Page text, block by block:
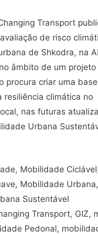
Transport
de risco
de Shkodra, na
âmbito de um
procura criar uma
resiliência climática no
nas futuras
Urbana
, Mobilidade Ciclável
, Mobilidade Urbana,
Sustentável
Transport, GIZ,
Pedonal,